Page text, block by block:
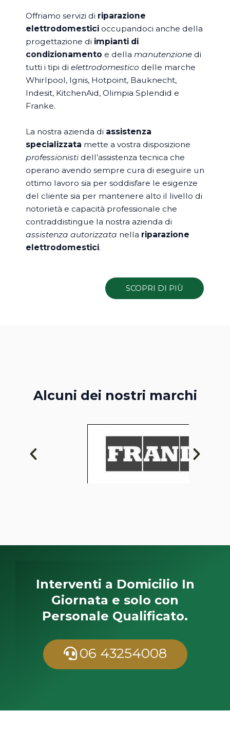
Offriamo servizi di riparazione
elettrodomestici occupandoci anche della
progettazione di impianti di
condizionamento e della manutenzione di
tutti i tipi di elettrodomestico delle marche
Whirlpool, Ignis, Hotpoint, Bauknecht,
Indesit, KitchenAid, Olimpia Splendid e
Franke.
La nostra azienda di assistenza
specializzata mette a vostra disposizione
professionisti dell’assistenza tecnica che
operano avendo sempre cura di eseguire un
ottimo lavoro sia per soddisfare le esigenze
del cliente sia per mantenere alto il livello di
notorietà e capacità professionale che
contraddistingue la nostra azienda di
assistenza autorizzata nella riparazione
elettrodomestici.
SCOPRI DI PIÙ
Alcuni dei nostri marchi
Interventi a Domicilio In
Giornata e solo con
Personale Qualificato.
06 43254008